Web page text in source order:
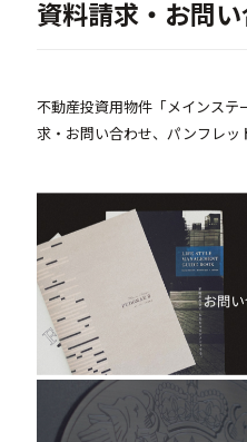
資料請求・お問い
不動産投資用物件「メインス
求・お問い合わせ、パンフレッ